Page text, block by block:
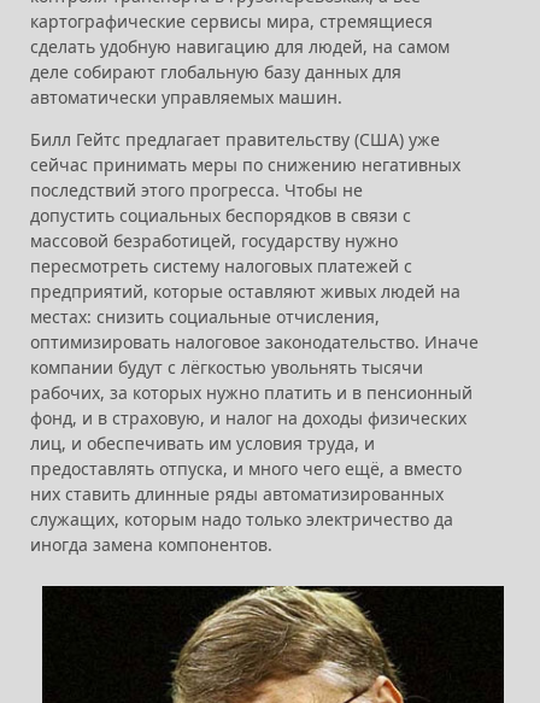
картографические сервисы мира, стремящиеся
сделать удобную навигацию для людей, на самом
деле собирают глобальную базу данных для
автоматически управляемых машин.
Билл Гейтс предлагает правительству (США) уже
сейчас принимать меры по снижению негативных
последствий этого прогресса. Чтобы не
допустить социальных беспорядков в связи с
массовой безработицей, государству нужно
пересмотреть систему налоговых платежей с
предприятий, которые оставляют живых людей на
местах: снизить социальные отчисления,
оптимизировать налоговое законодательство. Иначе
компании будут с лёгкостью увольнять тысячи
рабочих, за которых нужно платить и в пенсионный
фонд, и в страховую, и налог на доходы физических
лиц, и обеспечивать им условия труда, и
предоставлять отпуска, и много чего ещё, а вместо
них ставить длинные ряды автоматизированных
служащих, которым надо только электричество да
иногда замена компонентов.